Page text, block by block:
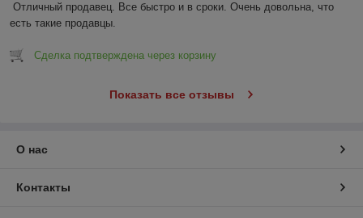
Отличный продавец. Все быстро и в сроки. Очень довольна, что
есть такие продавцы.
Сделка подтверждена через корзину
Показать все отзывы
О нас
Контакты